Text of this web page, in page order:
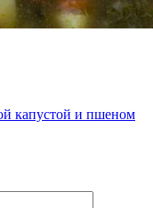
капустой и пшеном